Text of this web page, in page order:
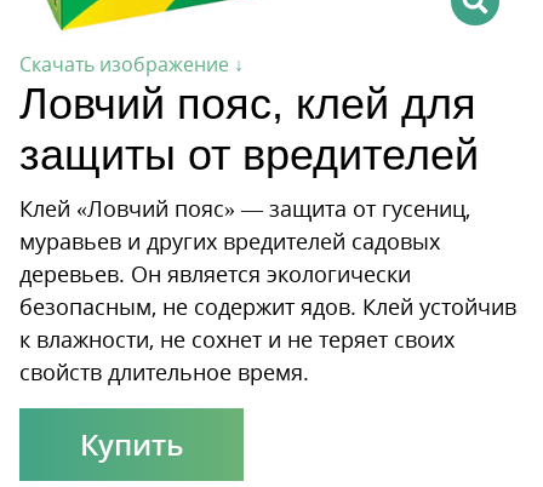
Скачать изображение ↓
Ловчий пояс, клей для
защиты от вредителей
Клей «Ловчий пояс» — защита от гусениц,
муравьев и других вредителей садовых
деревьев. Он является экологически
безопасным, не содержит ядов. Клей устойчив
к влажности, не сохнет и не теряет своих
свойств длительное время.
Купить